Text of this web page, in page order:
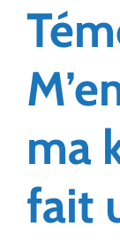
ma
fait